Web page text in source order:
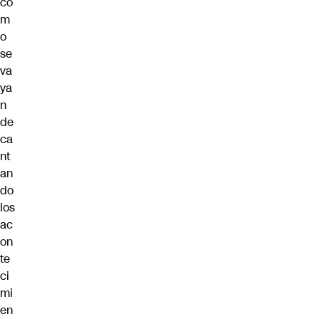
m
o
se
va
ya
n
de
ca
nt
an
do
los
ac
on
te
ci
mi
en